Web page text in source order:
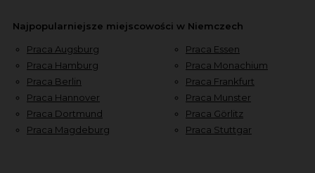
Najpopularniejsze miejscowości w Niemczech
Praca Augsburg
Praca Hamburg
Praca Berlin
Praca Hannover
Praca Dortmund
Praca Magdeburg
Praca Essen
Praca Monachium
Praca Frankfurt
Praca Munster
Praca Görlitz
Praca Stuttgar